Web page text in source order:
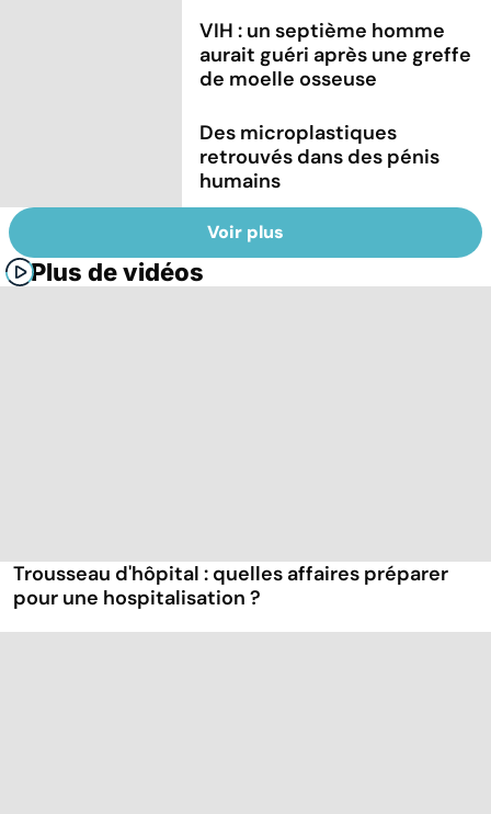
VIH : un septième homme
aurait guéri après une greffe
de moelle osseuse
Des microplastiques
retrouvés dans des pénis
humains
Voir plus
Plus de vidéos
Trousseau d'hôpital : quelles affaires préparer
pour une hospitalisation ?